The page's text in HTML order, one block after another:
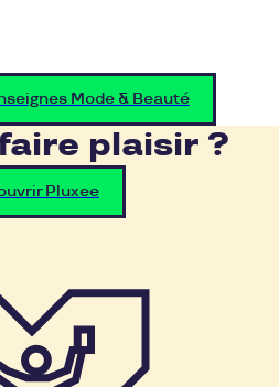
Mode & Beauté
plaisir ?
Pluxee